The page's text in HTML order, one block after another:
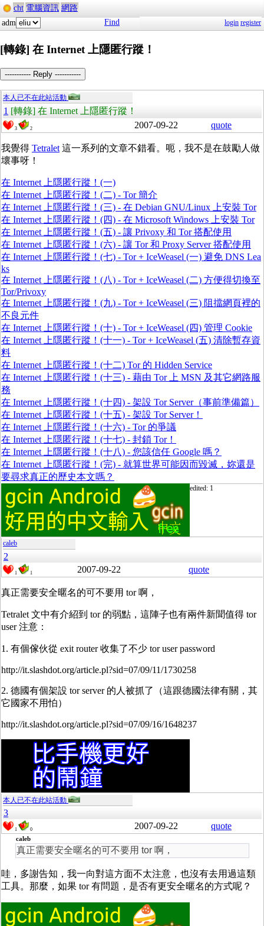
cht 電腦資訊 網路
adm
Find login register
[轉錄] 在 Internet 上隱匿行蹤！
----------- Reply -----------
本人已不在此站活動
1 [轉錄] 在 Internet 上隱匿行蹤！
3 2 2007-09-22 quote
我覺得 Tetralet這一系列的文章不錯看。呃，我不是在鼓勵人做
壞事呀！
在 Internet 上隱匿行蹤！(一)
在 Internet 上隱匿行蹤！(二) - Tor 簡介
在 Internet 上隱匿行蹤！(三) - 在 Debian GNU/Linux 上安裝 Tor
在 Internet 上隱匿行蹤！(四) - 在 Microsoft Windows 上安裝 Tor
在 Internet 上隱匿行蹤！(五) - 讓 Privoxy 和 Tor 搭配使用
在 Internet 上隱匿行蹤！(六) - 讓 Tor 和 Proxy Server 搭配使用
在 Internet 上隱匿行蹤！(七) - Tor + IceWeasel (一) 避免 DNS Lea
ks
在 Internet 上隱匿行蹤！(八) - Tor + IceWeasel (二) 方便得切換至
Tor/Privoxy
在 Internet 上隱匿行蹤！(九) - Tor + IceWeasel (三) 阻擋網頁裡的
不良元件
在 Internet 上隱匿行蹤！(十) - Tor + IceWeasel (四) 管理 Cookie
在 Internet 上隱匿行蹤！(十一) - Tor + IceWeasel (五) 清除暫存資
料
在 Internet 上隱匿行蹤！(十二) Tor 的 Hidden Service
在 Internet 上隱匿行蹤！(十三) - 藉由 Tor 上 MSN 及其它網路服
務
在 Internet 上隱匿行蹤！(十四) - 架設 Tor Server（事前準備篇）
在 Internet 上隱匿行蹤！(十五) - 架設 Tor Server！
在 Internet 上隱匿行蹤！(十六) - Tor 的爭議
在 Internet 上隱匿行蹤！(十七) - 封鎖 Tor！
在 Internet 上隱匿行蹤！(十八) - 您該信任 Google 嗎？
在 Internet 上隱匿行蹤！(完) - 就算世界可能因而毀滅，妳還是
要尋求真正的歷史本文嗎？
edited: 1
caleb
2
1 1 2007-09-22 quote
真正需要安全暱名的可不要用 tor 啊，
Tetralet 文中有介紹到 tor 的弱點，這陣子也有兩件新聞值得 tor
user 注意：
1. 有個傢伙從 exit router 收集了不少 tor user password
http://it.slashdot.org/article.pl?sid=07/09/11/1730258
2. 德國有個架設 tor server 的人被抓了（這跟德國法律有關，其
它國家不用怕）
http://it.slashdot.org/article.pl?sid=07/09/16/1648237
本人已不在此站活動
3
1 0 2007-09-22 quote
caleb
真正需要安全暱名的可不要用 tor 啊，
哇，多謝告知，我一向對這方面不太注意，也沒有去用過這類
工具。那麼，如果 tor 有問題，是否有更安全暱名的方式呢？